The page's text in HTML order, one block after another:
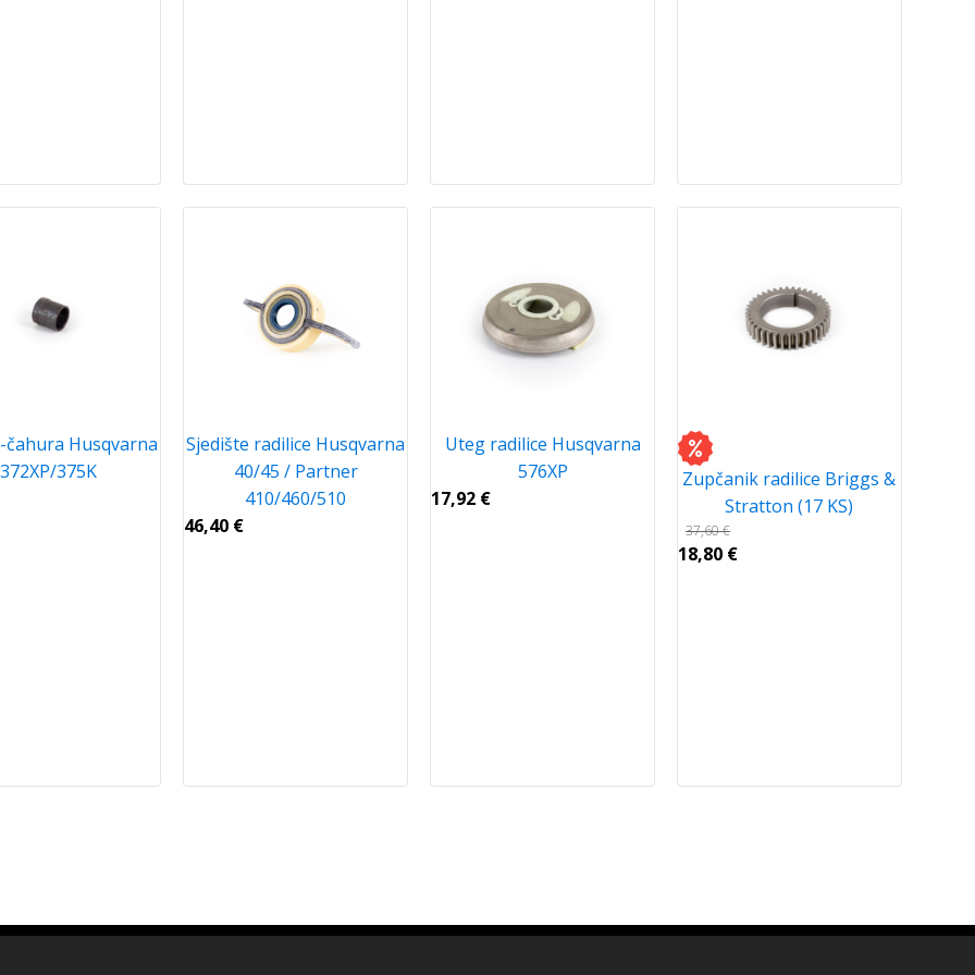
čahura Husqvarna
372XP/375K
Sjedište radilice Husqvarna
40/45 / Partner
410/460/510
46,40 €
Uteg radilice Husqvarna
576XP
17,92 €
Zupčanik radilice Briggs &
Stratton (17 KS)
37,60€
18,80 €